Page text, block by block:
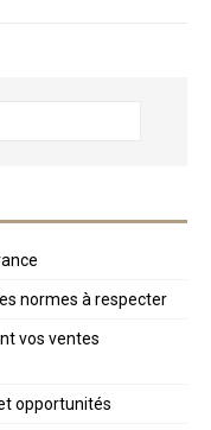
normes à respecter
vos ventes
opportunités